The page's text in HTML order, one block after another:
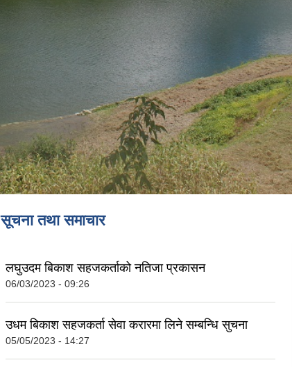
सूचना तथा समाचार
लघुउदम बिकाश सहजकर्ताको नतिजा प्रकासन
06/03/2023 - 09:26
उधम बिकाश सहजकर्ता सेवा करारमा लिने सम्बन्धि सुचना
05/05/2023 - 14:27